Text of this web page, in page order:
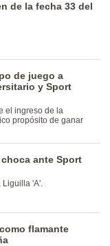
de la fecha 33 del
de juego a
y Sport
el ingreso de la
propósito de ganar
ante Sport
Liguilla 'A'.
flamante